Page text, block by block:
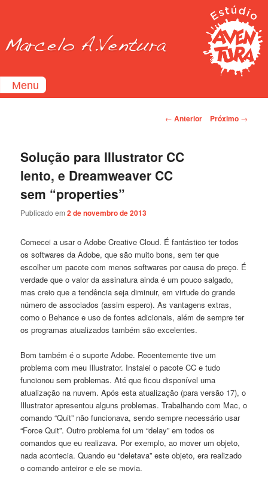
Menu
Quadrinhos
Web.Design
Blog
Navegação de Posts
← Anterior Próximo →
Solução para Illustrator CC
lento, e Dreamweaver CC
sem “properties”
Publicado em2 de novembro de 2013
Comecei a usar o Adobe Creative Cloud. É fantástico ter todos
os softwares da Adobe, que são muito bons, sem ter que
escolher um pacote com menos softwares por causa do preço. É
verdade que o valor da assinatura ainda é um pouco salgado,
mas creio que a tendência seja diminuir, em virtude do grande
número de associados (assim espero). As vantagens extras,
como o Behance e uso de fontes adicionais, além de sempre ter
os programas atualizados também são excelentes.
Bom também é o suporte Adobe. Recentemente tive um
problema com meu Illustrator. Instalei o pacote CC e tudo
funcionou sem problemas. Até que ficou disponível uma
atualização na nuvem. Após esta atualização (para versão 17), o
Illustrator apresentou alguns problemas. Trabalhando com Mac, o
comando “Quit” não funcionava, sendo sempre necessário usar
“Force Quit”. Outro problema foi um “delay” em todos os
comandos que eu realizava. Por exemplo, ao mover um objeto,
nada acontecia. Quando eu “deletava” este objeto, era realizado
o comando anteiror e ele se movia.